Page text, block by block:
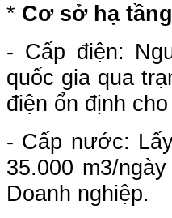
* Cơ sở hạ
- Cấp điện: N
quốc gia qua
điện ổn định
- Cấp nước:
35.000 m3/
Doanh nghiệp.